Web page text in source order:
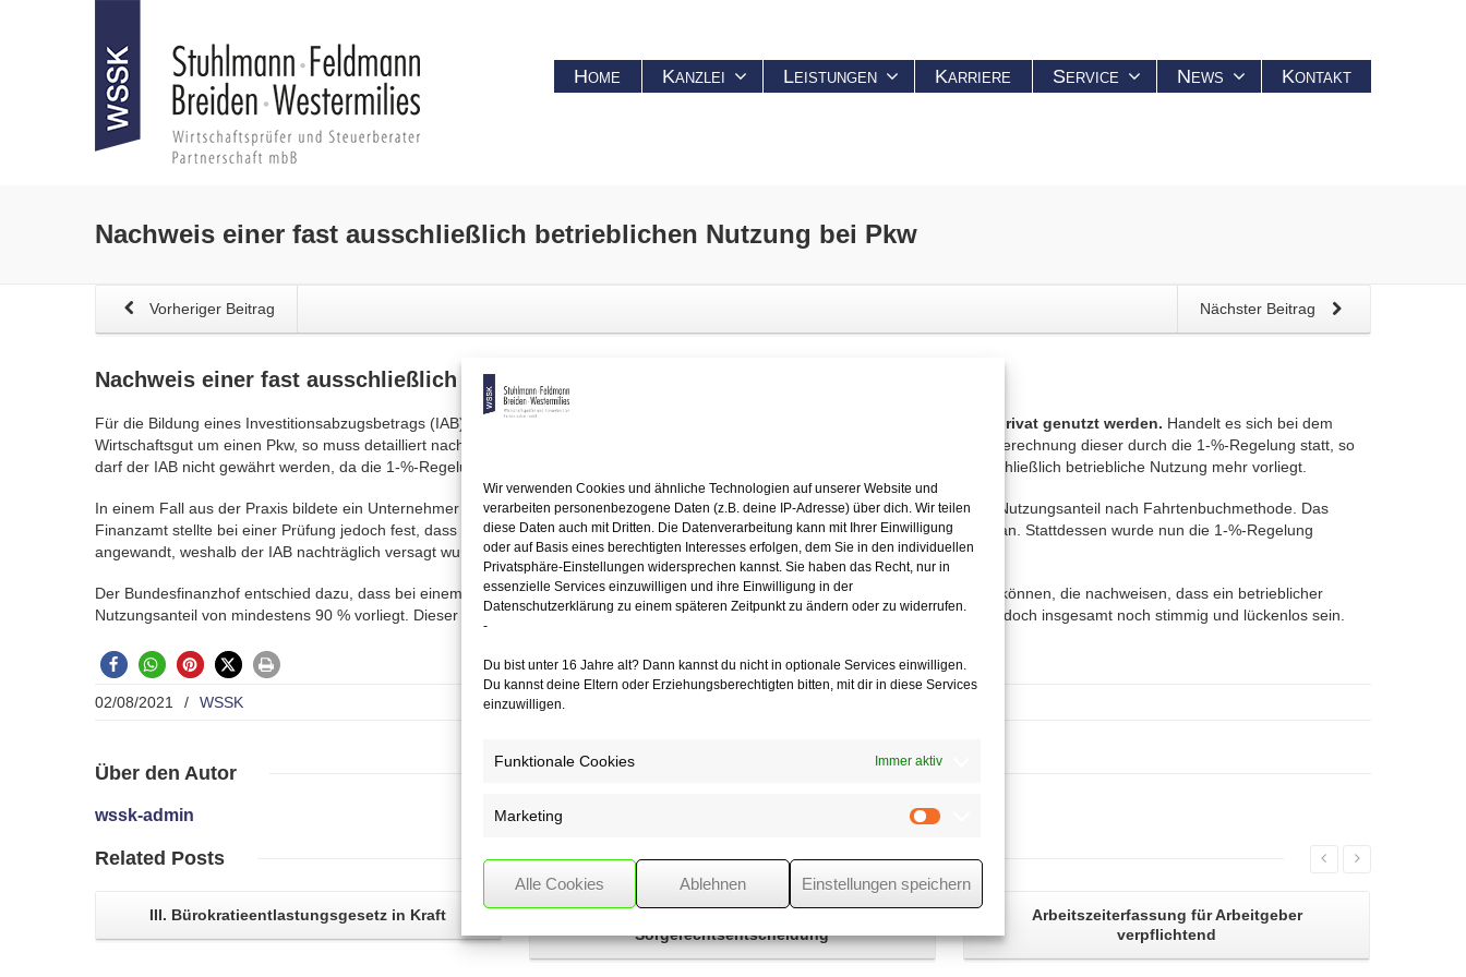
Wir verwenden Cookies und ähnliche Technologien auf unserer Website und
verarbeiten personenbezogene Daten (z.B. deine IP-Adresse) über dich. Wir teilen
diese Daten auch mit Dritten. Die Datenverarbeitung kann mit Ihrer Einwilligung
oder auf Basis eines berechtigten Interesses erfolgen, dem Sie in den individuellen
Privatsphäre-Einstellungen widersprechen kannst. Sie haben das Recht, nur in
essenzielle Services einzuwilligen und ihre Einwilligung in der
Datenschutzerklärung zu einem späteren Zeitpunkt zu ändern oder zu widerrufen.
-
Du bist unter 16 Jahre alt? Dann kannst du nicht in optionale Services einwilligen.
Du kannst deine Eltern oder Erziehungsberechtigten bitten, mit dir in diese Services
einzuwilligen.
Funktionale Cookies Immer aktiv
Marketing
Alle Cookies Ablehnen Einstellungen speichern
Home Kanzlei Leistungen Karriere Service News Kontakt
Nachweis einer fast ausschließlich betrieblichen Nutzung bei Pkw
Nächster Beitrag
Vorheriger Beitrag
Nachweis einer fast ausschließlich betrieblichen Nutzung bei Pkw
Für die Bildung eines Investitionsabzugsbetrags (IAB) darf das angeschaffte bzw. hergestellte Wirtschaftsgut nicht mehr als 10 % privat genutzt werden. Handelt es sich bei dem
Wirtschaftsgut um einen Pkw, so muss detailliert nachgewiesen werden, wie hoch der Anteil der privaten Nutzungen ist. Findet die Berechnung dieser durch die 1-%-Regelung statt, so
darf der IAB nicht gewährt werden, da die 1-%-Regelung von einer Privatnutzung von ca. 20 % ausgeht, womit also keine fast ausschließlich betriebliche Nutzung mehr vorliegt.
In einem Fall aus der Praxis bildete ein Unternehmer einen IAB für einen Pkw, kaufte diesen anschließend auch und ermittelte den Nutzungsanteil nach Fahrtenbuchmethode. Das
Finanzamt stellte bei einer Prüfung jedoch fest, dass dieses nicht ordnungsgemäß war und erkannte den so ermittelten Anteil nicht an. Stattdessen wurde nun die 1-%-Regelung
angewandt, weshalb der IAB nachträglich versagt wurde.
Der Bundesfinanzhof entschied dazu, dass bei einem fehlerhaften Fahrtenbuch auch alternative Aufzeichnungen vorgelegt werden können, die nachweisen, dass ein betrieblicher
Nutzungsanteil von mindestens 90 % vorliegt. Dieser Nachweis muss plausibel dargelegt werden können. Das Fahrtenbuch muss jedoch insgesamt noch stimmig und lückenlos sein.
02/08/2021 / WSSK
Über den Autor
wssk-admin
Related Posts
III. Bürokratieentlastungsgesetz in Kraft
Sorgerechtsentscheidung
Arbeitszeiterfassung für Arbeitgeber
verpflichtend